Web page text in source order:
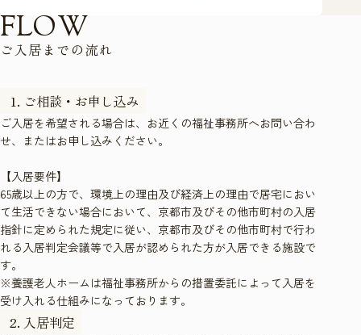
FLOW
ご 入居 ま で の流れ
ご相談・お申し込み
ご入居を希望される場合は、お近くの福祉事務所へお問い合わ
せ、またはお申し込みください。
【入居要件】
65歳以上の方で、環境上の理由及び経済上の理由で居宅におい
て生活できない場合において、京都市及びその他市町村の入居
指針に定められた規定に従い、京都市及びその他市町村で行わ
れる入居判定会議等で入居が認められた方が入居できる施設で
す。
※養護老人ホームは福祉事務所からの措置委託によって入居を
受け入れる仕組みになっております。
入居判定